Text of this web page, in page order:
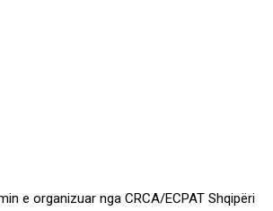
e organizuar nga CRCA/ECPAT Shqipëri